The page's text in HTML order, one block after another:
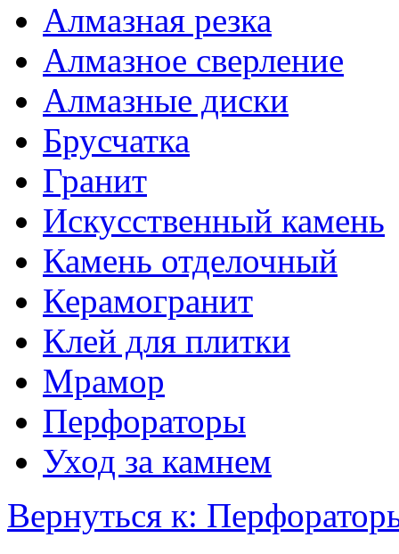
Алмазная резка
Алмазное сверление
Алмазные диски
Брусчатка
Гранит
Искусственный камень
Камень отделочный
Керамогранит
Клей для плитки
Мрамор
Перфораторы
Уход за камнем
Вернуться к: